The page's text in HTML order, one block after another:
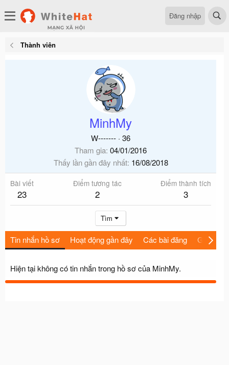
Đăng nhập
Thành viên
MinhMy
W------- · 36
Tham gia 04/01/2016
Thấy lần gần đây nhất 16/08/2018
Bài viết
23
Điểm tương tác
2
Điểm thành tích
3
Tìm
Tin nhắn hồ sơ Hoạt động gần đây Các bài đăng Giới thiệu
Hiện tại không có tin nhắn trong hồ sơ của MinhMy.